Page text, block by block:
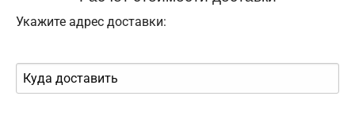
Укажите адрес доставки: